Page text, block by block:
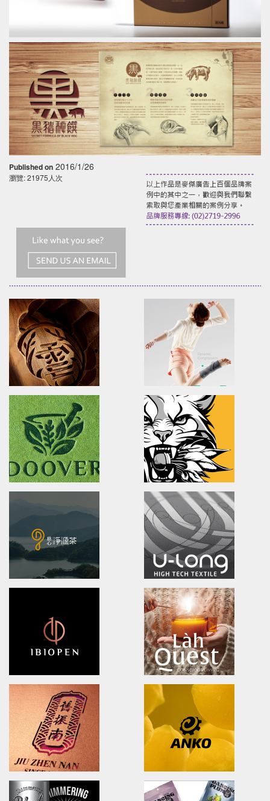
Published on 2016/1/26
瀏覽: 21975人次
XueHuaZhai
brand identity/logo design/packaging
雪花齋豐原餅舖/品牌形象識別/包裝設計
OPPO MEDICAL
Advertising/Poster Design/
歐柏醫療/全球主視覺/產品策略/海
Brand Identity.Packaging.Logo design.
茶裡藏醫/品牌策略/包裝設計/品牌識別
NA LIAN
brand identity/logo design
澄涼羽毛球隊/品牌識別形象策略
Ching Yuan tea
brand identity/logo design/packaging
慈心淨源茶/品牌探索.識別/包裝設計/網頁設計
U-long
brand identity/logo design/
友良紡織/品牌識別/包裝設計/行銷
ibiopen LahQuest